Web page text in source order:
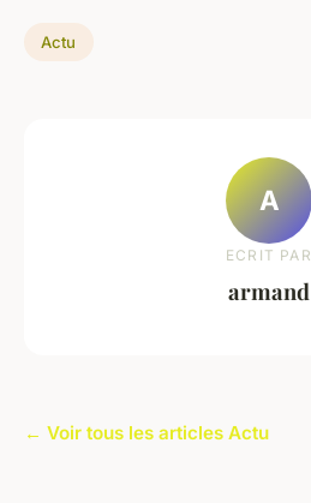
Actu
A
ECRIT PAR
armand
← Voir tous les articles Actu